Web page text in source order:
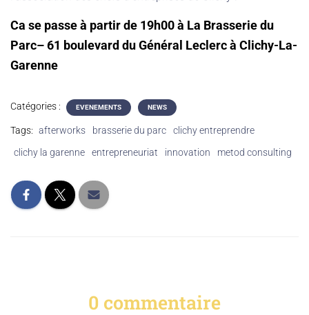
Ca se passe à partir de 19h00 à La Brasserie du
Parc– 61 boulevard du Général Leclerc à Clichy-La-
Garenne
Catégories : EVENEMENTS NEWS
Tags: afterworks brasserie du parc
clichy entreprendre
clichy la garenne
entrepreneuriat innovation metod consulting
0 commentaire